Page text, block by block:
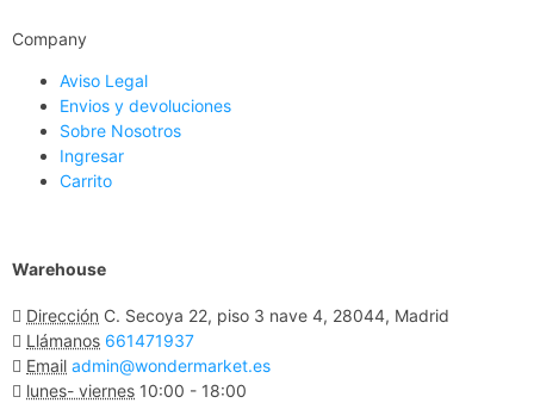
Company
Aviso Legal
Envios y devoluciones
Sobre Nosotros
Ingresar
Carrito
Warehouse
Dirección C. Secoya 22, piso 3 nave 4, 28044, Madrid
Llámanos 661471937
Email admin@wondermarket.es
lunes- viernes 10:00 - 18:00